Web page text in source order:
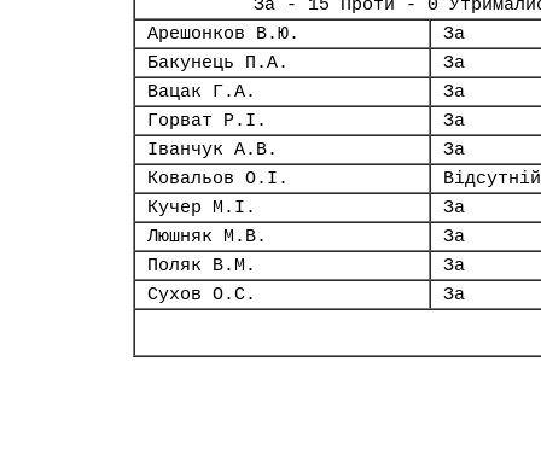
За - 15 Проти - 0
Арешонков В.Ю.
За
Бакунець П.А.
За
Вацак Г.А.
За
Горват Р.І.
За
Іванчук А.В.
За
Ковальов О.І.
Відсутній
Кучер М.І.
За
Люшняк М.В.
За
Поляк В.М.
За
Сухов О.С.
За